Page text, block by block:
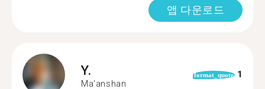
앱 다운로드
Y.
Ma'anshan
format_quote 1